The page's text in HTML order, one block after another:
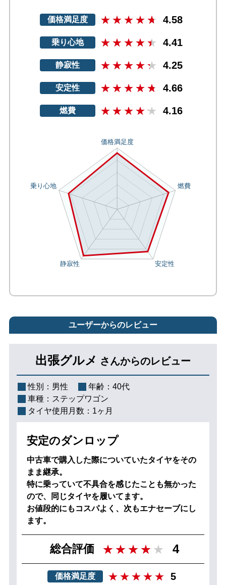
価格満足度 4.58
乗り心地 4.41
静寂性 4.25
安定性 4.66
燃費 4.16
ユーザーからのレビュー
出張グルメ さんからのレビュー
性別： 男性 年齢： 40代
車種： ステップワゴン
タイヤ使用月数： 1ヶ月
安定のダンロップ
中古車で購入した際についていたタイヤをその
まま継承。
特に乗っていて不具合を感じたことも無かった
ので、同じタイヤを履いてます。
お値段的にもコスパよく、次もエナセーブにし
ます。
総合評価 4
価格満足度 5